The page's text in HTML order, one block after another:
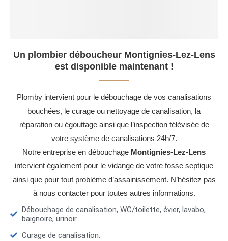
Un plombier déboucheur Montignies-Lez-Lens
est disponible maintenant !
Plomby intervient pour le débouchage de vos canalisations
bouchées, le curage ou nettoyage de canalisation, la
réparation ou égouttage ainsi que l’inspection télévisée de
votre système de canalisations 24h/7.
Notre entreprise en débouchage Montignies-Lez-Lens
intervient également pour le vidange de votre fosse septique
ainsi que pour tout problème d’assainissement. N’hésitez pas
à nous contacter pour toutes autres informations.
Débouchage de canalisation, WC/toilette, évier, lavabo,
baignoire, urinoir.
Curage de canalisation.